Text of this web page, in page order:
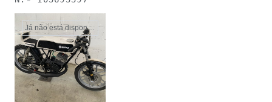
Já não está disponível